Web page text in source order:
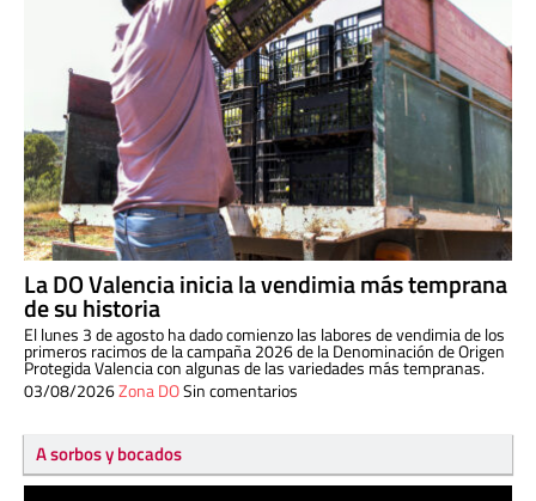
La DO Valencia inicia la vendimia más temprana
de su historia
El lunes 3 de agosto ha dado comienzo las labores de vendimia de los
primeros racimos de la campaña 2026 de la Denominación de Origen
Protegida Valencia con algunas de las variedades más tempranas.
03/08/2026Zona DOSin comentarios
A sorbos y bocados